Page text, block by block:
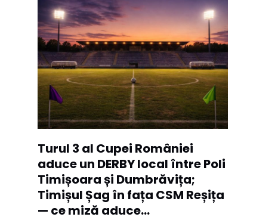
Turul 3 al Cupei României
aduce un DERBY local între Poli
Timișoara și Dumbrăvița;
Timișul Șag în fața CSM Reșița
— ce miză aduce...